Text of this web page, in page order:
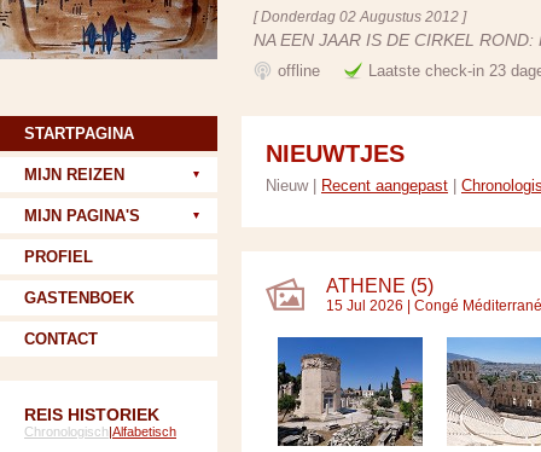
[ Donderdag 02 Augustus 2012 ]
NA EEN JAAR IS DE CIRKEL
offline Laatste check-in 23
NIEUWTJES
Nieuw | Recent aangepast
ATHENE (5)
15 Jul 2026 | Congé
STARTPAGINA
MIJN REIZEN
MIJN PAGINA'S
PROFIEL
GASTENBOEK
CONTACT
REIS HISTORIEK
Chronologisch|Alfabetisch